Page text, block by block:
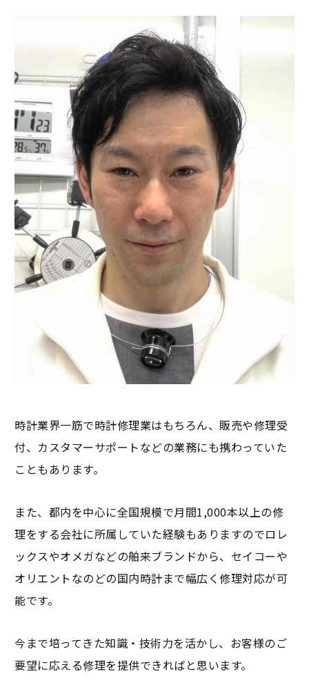
時計業界一筋で時計修理業はもちろん、販売や修理受
付、カスタマーサポートなどの業務にも携わっていた
こともあります。
また、都内を中心に全国規模で月間1,000本以上の修
理をする会社に所属していた経験もありますのでロレ
ックスやオメガなどの舶来ブランドから、セイコーや
オリエントなのどの国内時計まで幅広く修理対応が可
能です。
今まで培ってきた知識・技術力を活かし、お客様のご
要望に応える修理を提供できればと思います。